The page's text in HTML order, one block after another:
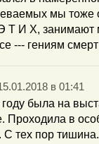
мы тоже
Т И Х, занимают
--- гениям
в 01:41
была на
Проходила в
С тех пор